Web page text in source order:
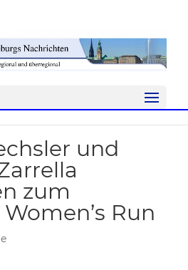
und
zum
Run